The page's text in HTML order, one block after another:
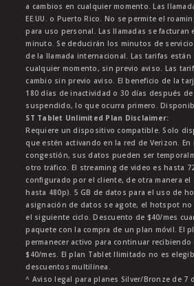
a cambios en cualquier momento. Las
EE.UU. o Puerto Rico. No se permite el
para uso personal. Las llamadas se facturan
minuto. Se deducirán los minutos de
de la llamada internacional. Las tarifas están
cualquier momento, sin previo aviso. Las
cambio sin previo aviso. El beneficio de la
180 días de inactividad o 30 días después
suspendido, lo que ocurra primero.
ST Tablet Unlimited Plan Disclaimer:
Requiere un dispositivo compatible. Solo
que estén activando en la red de Verizon. En
congestión, sus datos pueden ser
otro tráfico. El streaming de video es hasta
configurado por el cliente, de otra manera el
hasta 480p). 5 GB de datos para el uso de
asignación de datos se agote, el hotspot
el siguiente ciclo. Descuento de $40/mes
paquete con la compra de un plan móvil. El
permanecer activo para continuar
$40/mes. El plan Tablet Ilimitado no es
descuentos multilínea.
^ Aviso legal para planes Silver/Bronze de 7